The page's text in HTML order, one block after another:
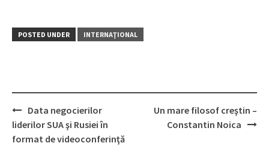
POSTED UNDER INTERNAŢIONAL
Post
navigation
Data negocierilor
liderilor SUA şi Rusiei în
format de videoconferinţă
Un mare filosof creştin –
Constantin Noica